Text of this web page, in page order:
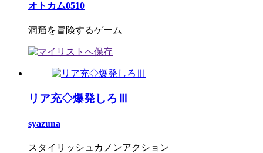
オトカム0510
洞窟を冒険するゲーム
リア充◇爆発しろⅢ
syazuna
スタイリッシュカノンアクション